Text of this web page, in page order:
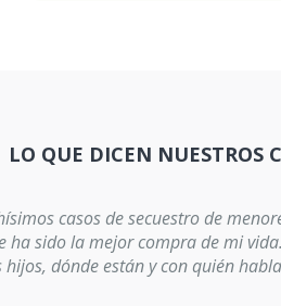
LO QUE DICEN NUESTROS
casos de secuestro de
ha sido la mejor compra de mi
dónde están y con quién